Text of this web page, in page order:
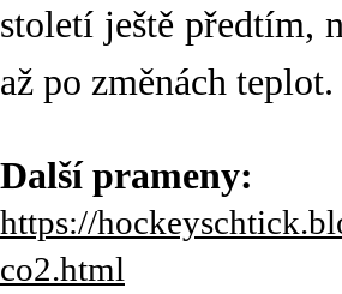
století ještě předtím,
až po změnách
Další prameny:
https://
co2.html